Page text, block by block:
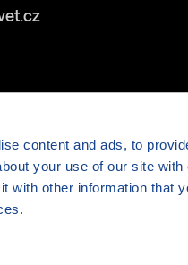
content and ads, to
your use of our site
with other information that
tísni o.p.s., web běží v